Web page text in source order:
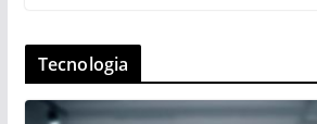
Tecnologia